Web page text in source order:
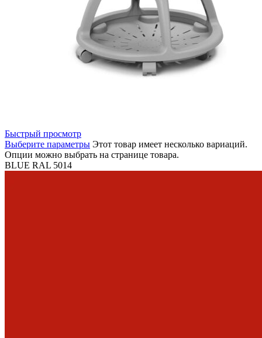
Быстрый просмотр
Выберите параметры Этот товар имеет несколько вариаций.
Опции можно выбрать на странице товара.
BLUE RAL 5014